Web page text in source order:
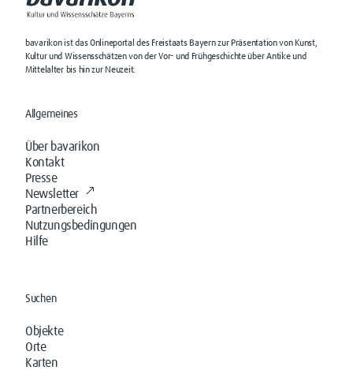
bavarikon ist das Onlineportal des Freistaats Bayern zur Präsentation von Kunst,
Kultur und Wissensschätzen von der Vor- und Frühgeschichte über Antike und
Mittelalter bis hin zur Neuzeit.
Allgemeines
Über bavarikon
Kontakt
Presse
Newsletter
Partnerbereich
Nutzungsbedingungen
Hilfe
Suchen
Objekte
Orte
Karten